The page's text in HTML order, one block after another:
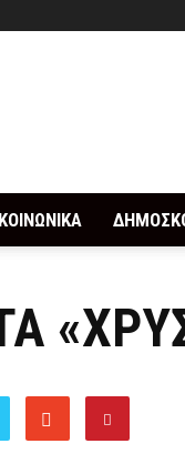
ΚΟΙΝΩΝΙΚΑ